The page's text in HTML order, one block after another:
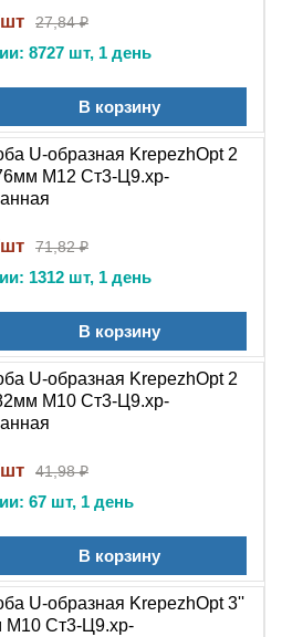
27,84 ₽
8727 шт, 1 день
В корзину
U-образная KrepezhOpt 2
М12 Ст3-Ц9.хр-
71,82 ₽
1312 шт, 1 день
В корзину
U-образная KrepezhOpt 2
M10 Ст3-Ц9.хр-
41,98 ₽
67 шт, 1 день
В корзину
U-образная KrepezhOpt 3''
M10 Ст3-Ц9.хр-